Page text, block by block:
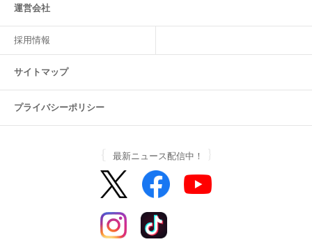
運営会社
採用情報
サイトマップ
プライバシーポリシー
最新ニュース配信中！